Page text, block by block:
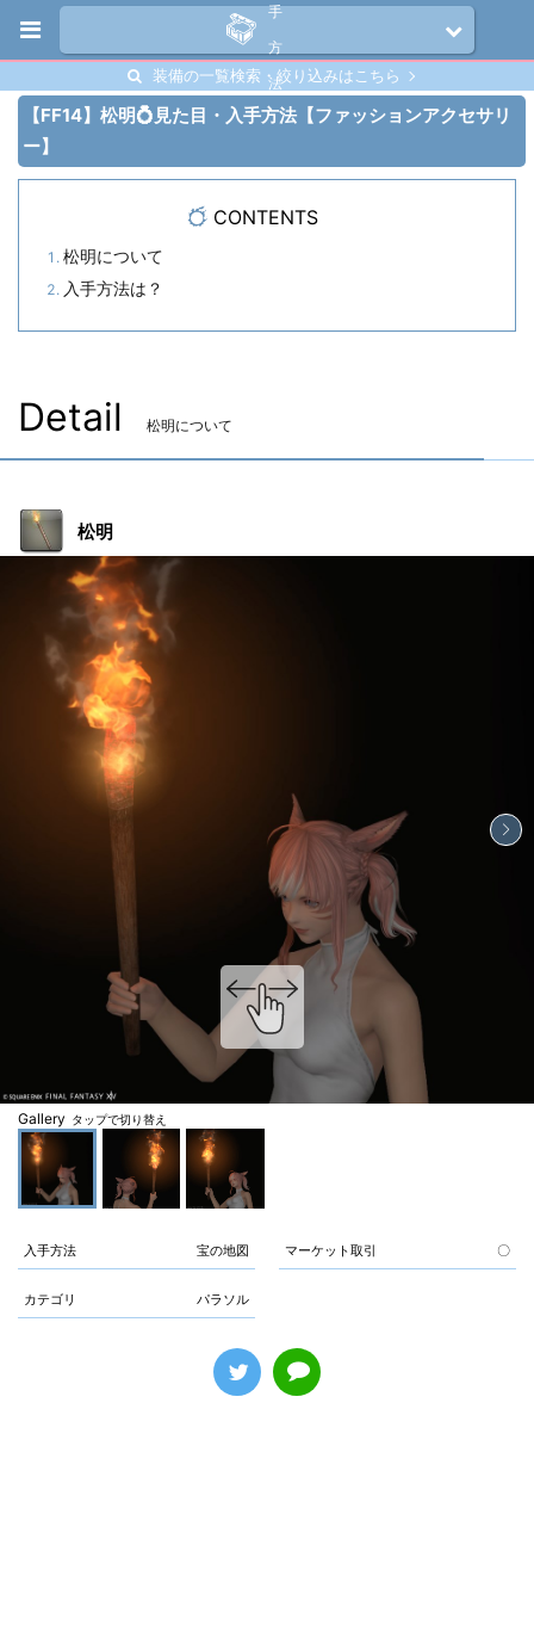
手
方
法
装備の一覧検索・絞り込みはこちら
【FF14】松明💍見た目・入手方法【ファッションアクセサリ
ー】
CONTENTS
松明について
入手方法は？
Detail 松明について
松明
Gallery タップで切り替え
入手方法 宝の地図 マーケット取引 〇
カテゴリ パラソル